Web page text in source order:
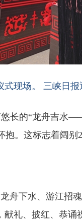
式现场。 三峡日
长的“龙舟吉水
。这标志着阔
舟下水、游江招
献礼、披红、恭